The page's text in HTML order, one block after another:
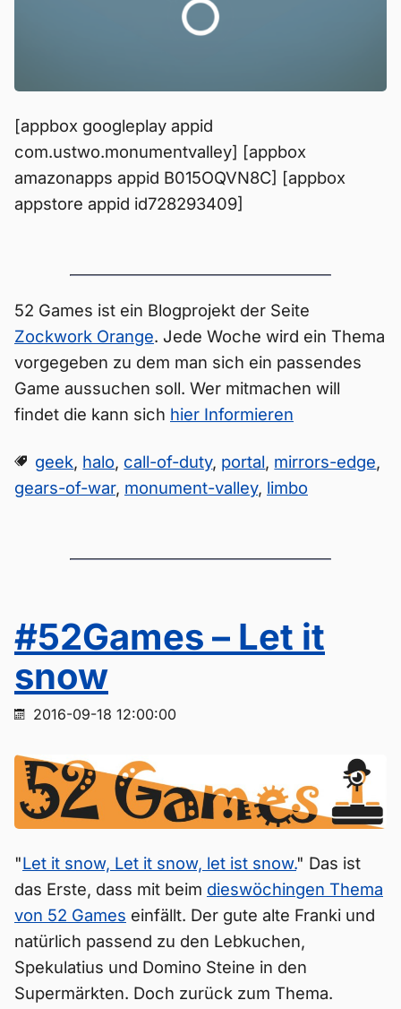
[appbox googleplay appid
com.ustwo.monumentvalley] [appbox
amazonapps appid B015OQVN8C] [appbox
appstore appid id728293409]
52 Games ist ein Blogprojekt der Seite
Zockwork Orange. Jede Woche wird ein Thema
vorgegeben zu dem man sich ein passendes
Game aussuchen soll. Wer mitmachen will
findet die kann sich hier Informieren
geek, halo, call-of-duty, portal, mirrors-edge,
gears-of-war, monument-valley, limbo
#52Games – Let it
snow
2016-09-18 12:00:00
"Let it snow, Let it snow, let ist snow." Das ist
das Erste, dass mit beim dieswöchingen Thema
von 52 Games einfällt. Der gute alte Franki und
natürlich passend zu den Lebkuchen,
Spekulatius und Domino Steine in den
Supermärkten. Doch zurück zum Thema.